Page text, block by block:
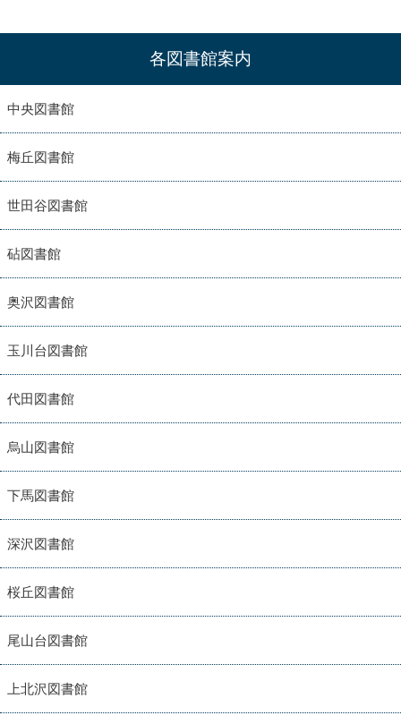
各図書館案内
中央図書館
梅丘図書館
世田谷図書館
砧図書館
奥沢図書館
玉川台図書館
代田図書館
烏山図書館
下馬図書館
深沢図書館
桜丘図書館
尾山台図書館
上北沢図書館